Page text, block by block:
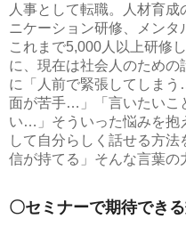
人事として転職。人材育成
ニケーション研修、メンタ
これまで5,000人以上研修
に、現在は社会人のため
に「人前で緊張してしま
面が苦手…」「言いたいこ
い…」そういった悩みを抱
して自分らしく話せる方
信が持てる」そんな言葉の
〇セミナーで期待できる